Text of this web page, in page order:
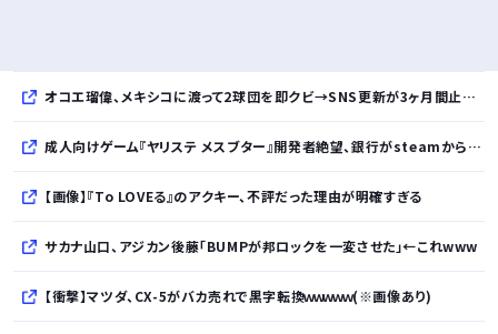
オコエ瑠偉、メキシコに渡って2球団を即クビ→SNS更新が3ヶ月間止まって消息不明に
成人向けゲーム『ヤリステ メスブター』開発者絶望、銀行がsteamからの入金を拒否→金が入ってなくても売上金額分の納税義務あり
【画像】『To LOVEる』のアクキー、不評だった理由が明確すぎる
サカナ山口、アジカン後藤「BUMPが邦ロックを一変させた」←これwww
【衝撃】マツダ、CX-5がバカ売れで黒字転換ｗｗｗｗｗ(※画像あり)